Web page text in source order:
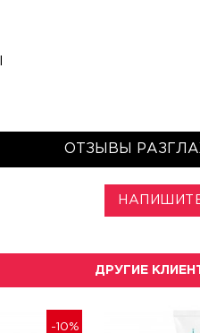
ОТЗЫВЫ
ДРУГИЕ
-10%